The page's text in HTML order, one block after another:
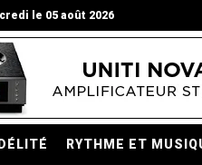
le 05 août 2026
RYTHME ET